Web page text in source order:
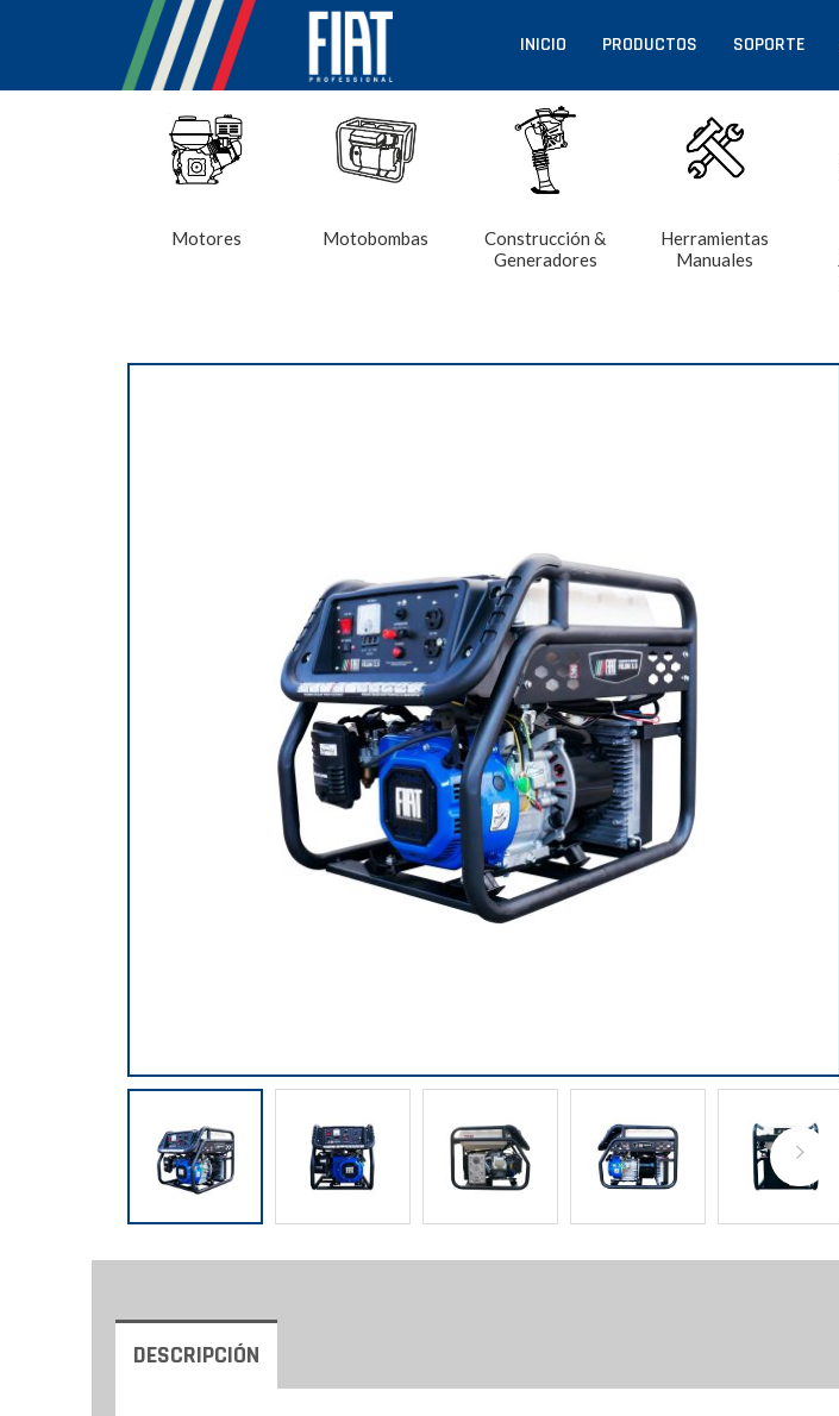
INICIO PRODUCTOS SOPORTE
Motores Motobombas
Construcción &
Generadores
Herramientas
Manuales
DESCRIPCIÓN